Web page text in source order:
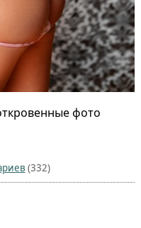
фото
(332)